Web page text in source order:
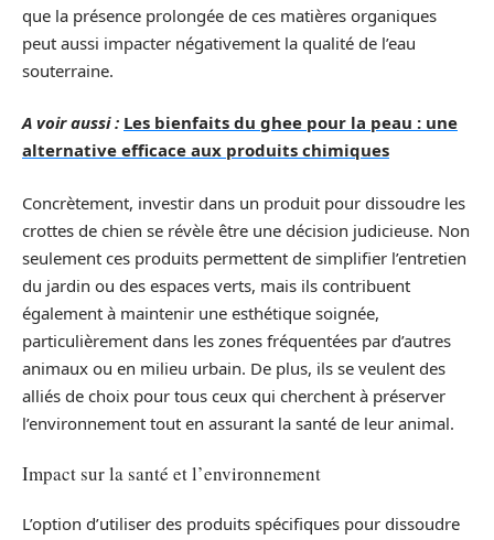
que la présence prolongée de ces matières organiques
peut aussi impacter négativement la qualité de l’eau
souterraine.
A voir aussi : Les bienfaits du ghee pour la peau : une
alternative efficace aux produits chimiques
Concrètement, investir dans un produit pour dissoudre les
crottes de chien se révèle être une décision judicieuse. Non
seulement ces produits permettent de simplifier l’entretien
du jardin ou des espaces verts, mais ils contribuent
également à maintenir une esthétique soignée,
particulièrement dans les zones fréquentées par d’autres
animaux ou en milieu urbain. De plus, ils se veulent des
alliés de choix pour tous ceux qui cherchent à préserver
l’environnement tout en assurant la santé de leur animal.
Impact sur la santé et l’environnement
L’option d’utiliser des produits spécifiques pour dissoudre